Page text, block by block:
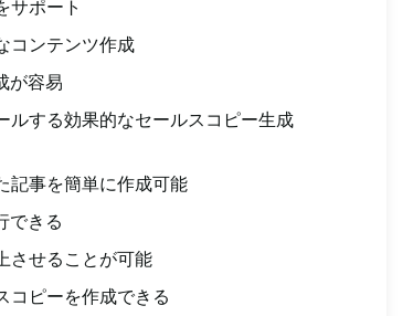
サポート
コンテンツ作成
が容易
ルする効果的なセールスコピー生成
記事を簡単に作成可能
できる
させることが可能
コピーを作成できる